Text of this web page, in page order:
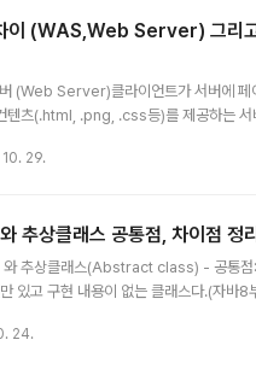
이 (WAS,Web Server) 그리
(Web Server)클라이언트가 서버에 페
텐츠(.html, .png, .css등)를 제공하는 서
데이터를 만들어서 응답하는 역할 (정적
게 처리를 부탁해야겠다! => 결국 WAS가
응답(response)을 해줌대표 :
S..
29.
추상클래스 공통점, 차이점 정리
추상클래스(Abstract class) - 공통점:
있고 구현 내용이 없는 클래스다.(자바8
스와 추상클래스를 가지고 새로운 인스턴
24.